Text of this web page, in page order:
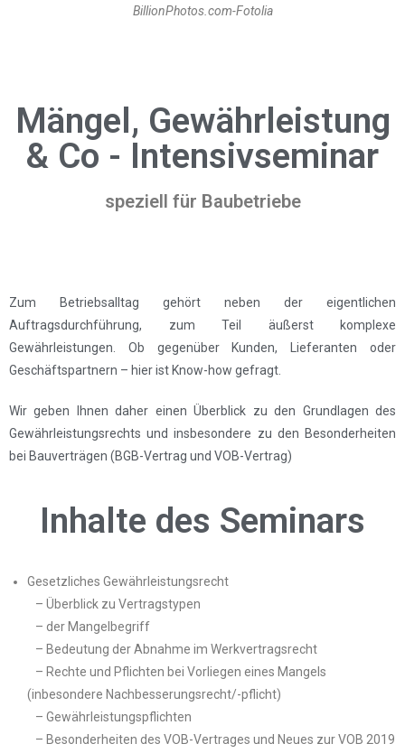
BillionPhotos.com-Fotolia
Mängel, Gewährleistung
& Co - Intensivseminar
speziell für Baubetriebe
Zum Betriebsalltag gehört neben der eigentlichen
Auftragsdurchführung, zum Teil äußerst komplexe
Gewährleistungen. Ob gegenüber Kunden, Lieferanten oder
Geschäftspartnern – hier ist Know-how gefragt.
Wir geben Ihnen daher einen Überblick zu den Grundlagen des
Gewährleistungsrechts und insbesondere zu den Besonderheiten
bei Bauverträgen (BGB-Vertrag und VOB-Vertrag)
Inhalte des Seminars
Gesetzliches Gewährleistungsrecht
– Überblick zu Vertragstypen
– der Mangelbegriff
– Bedeutung der Abnahme im Werkvertragsrecht
– Rechte und Pflichten bei Vorliegen eines Mangels
(inbesondere Nachbesserungsrecht/-pflicht)
– Gewährleistungspflichten
– Besonderheiten des VOB-Vertrages und Neues zur VOB 2019